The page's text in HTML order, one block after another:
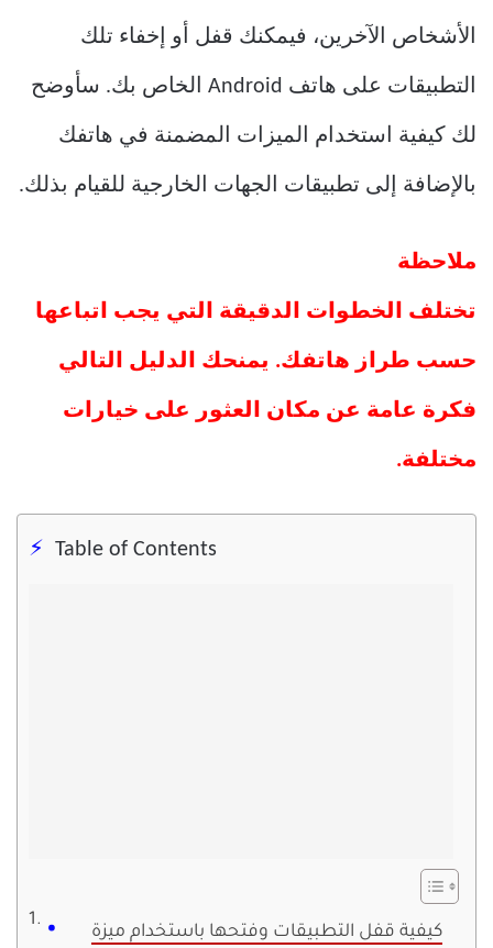
الأشخاص الآخرين، فيمكنك قفل أو إخفاء تلك
التطبيقات على هاتف Android الخاص بك. سأوضح
لك كيفية استخدام الميزات المضمنة في هاتفك
بالإضافة إلى تطبيقات الجهات الخارجية للقيام بذلك.
ملاحظة
تختلف الخطوات الدقيقة التي يجب اتباعها
حسب طراز هاتفك. يمنحك الدليل التالي
فكرة عامة عن مكان العثور على خيارات
مختلفة.
Table of Contents
كيفية قفل التطبيقات وفتحها باستخدام ميزة